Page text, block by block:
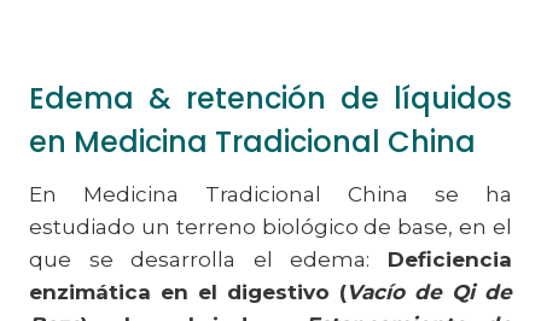
Edema & retención de líquidos
en Medicina Tradicional China
En Medicina Tradicional China se ha
estudiado un terreno biológico de base, en el
que se desarrolla el edema: Deficiencia
enzimática en el digestivo (Vacío de Qi de